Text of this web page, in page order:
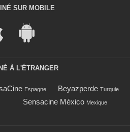
SUR MOBILE
À L'ÉTRANGER
Espagne Beyazperde Turquie
Sensacine México Mexique